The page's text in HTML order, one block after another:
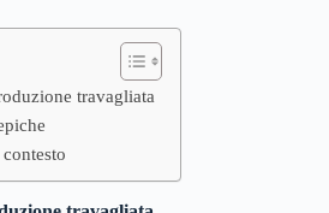
travagliata